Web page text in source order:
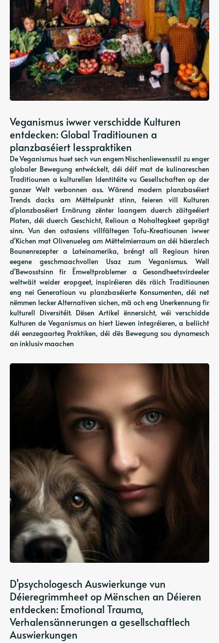
Veganismus iwwer verschidde Kulturen
entdecken: Global Traditiounen a
planzbaséiert Iesspraktiken
De Veganismus huet sech vun engem Nischenliewensstil zu enger
globaler Bewegung entwéckelt, déi déif mat de kulinareschen
Traditiounen a kulturellen Identitéite vu Gesellschaften op der
ganzer Welt verbonnen ass. Wärend modern planzbaséiert
Trends dacks am Mëttelpunkt stinn, feieren vill Kulturen
d'planzbaséiert Ernärung zënter laangem duerch zäitgeéiert
Platen, déi duerch Geschicht, Relioun a Nohaltegkeet geprägt
sinn. Vun den ostasiens villfältegen Tofu-Kreatiounen iwwer
d'Kichen mat Olivenueleg am Mëttelmierraum an déi häerzlech
Bounenrezepter a Lateinamerika, bréngt all Regioun hiren
eegene geschmaachvollen Usaz zum Veganismus. Well
d'Bewosstsinn fir Ëmweltproblemer a Gesondheetsvirdeeler
weltwäit weider eropgeet, inspiréieren dës räich Traditiounen
eng nei Generatioun vu planzbaséierte Konsumenten, déi net
nëmmen lecker Alternativen sichen, mä och eng Unerkennung fir
kulturell Diversitéit. Dësen Artikel ënnersicht, wéi verschidde
Kulturen de Veganismus an hiert Liewen integréieren, a beliicht
déi eenzegaarteg Praktiken, déi dës Bewegung sou dynamesch
an inklusiv maachen
D'psychologesch Auswierkunge vun
Déieregrimmheet op Mënschen an Déieren
entdecken: Emotional Trauma,
Verhalensännerungen a gesellschaftlech
Auswierkungen